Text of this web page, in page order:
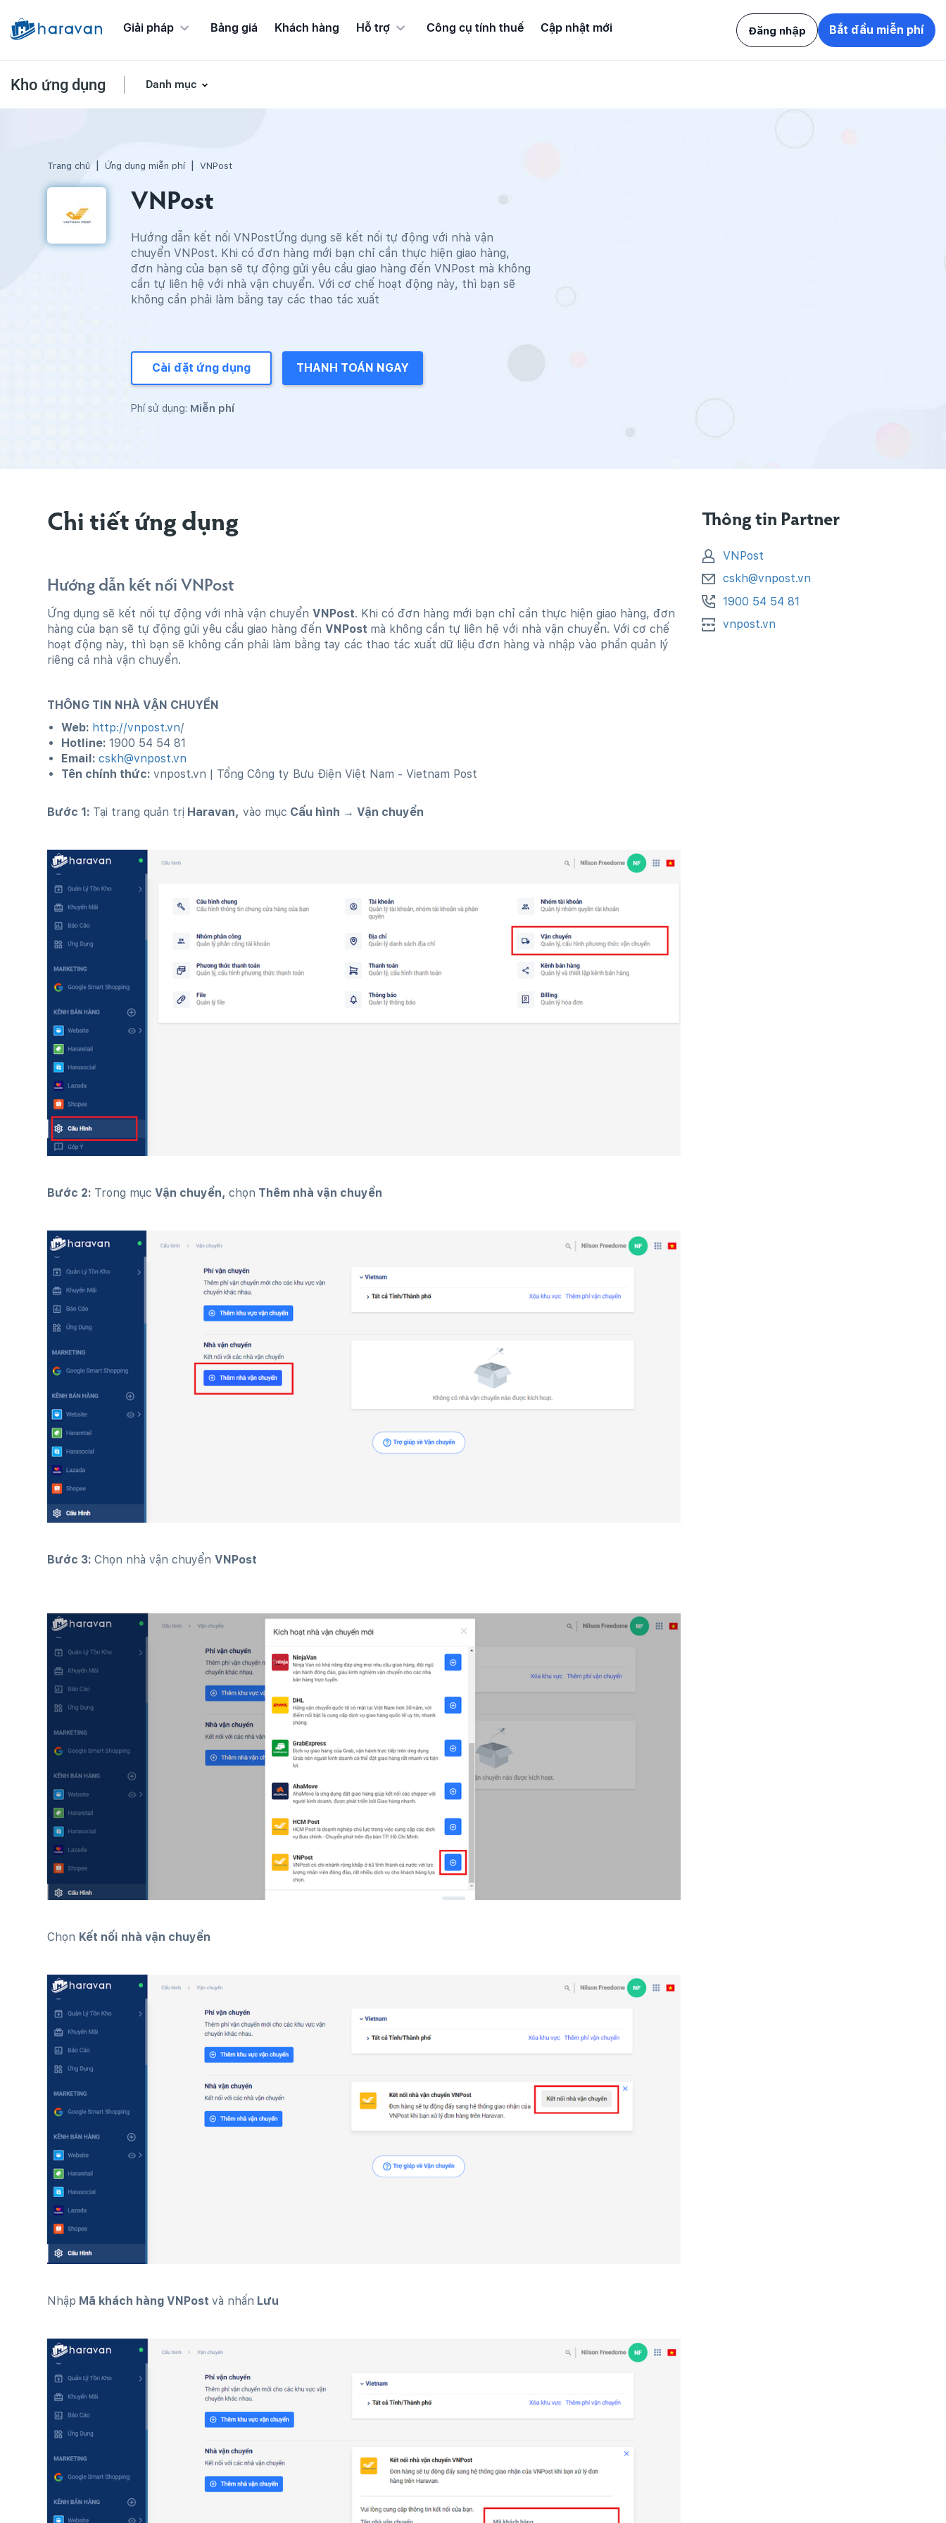
Giải pháp Bảng giá Khách hàng Hỗ trợ Công cụ tính thuế Cập nhật mới Đăng nhập Bắt đầu miễn phí
Kho ứng dụng Danh mục
Trang chủ Ứng dụng miễn phí VNPost
VNPost
Hướng dẫn kết nối VNPostỨng dụng sẽ kết nối tự động với nhà vận
chuyển VNPost. Khi có đơn hàng mới bạn chỉ cần thực hiện giao hàng,
đơn hàng của bạn sẽ tự động gửi yêu cầu giao hàng đến VNPost mà không
cần tự liên hệ với nhà vận chuyển. Với cơ chế hoạt động này, thì bạn sẽ
không cần phải làm bằng tay các thao tác xuất
Cài đặt ứng dụng THANH TOÁN NGAY
Phí sử dụng: Miễn phí
Chi tiết ứng dụng
Hướng dẫn kết nối VNPost
Ứng dụng sẽ kết nối tự động với nhà vận chuyểnVNPost. Khi có đơn hàng mới bạn chỉ cần thực hiện giao hàng, đơn
hàng của bạn sẽ tự động gửi yêu cầu giao hàng đếnVNPost mà không cần tự liên hệ với nhà vận chuyển. Với cơ chế
hoạt động này, thì bạn sẽ không cần phải làm bằng tay các thao tác xuất dữ liệu đơn hàng và nhập vào phần quản lý
riêng cả nhà vận chuyển.
THÔNG TIN NHÀ VẬN CHUYỂN
Web: http://vnpost.vn/
Hotline:1900 54 54 81
Email:cskh@vnpost.vn
Tên chính thức:vnpost.vn | Tổng Công ty Bưu Điện Việt Nam - Vietnam Post
Bước 1: Tại trang quản trị Haravan, vào mục Cấu hình → Vận chuyển
Bước 2: Trong mục Vận chuyển,chọn Thêm nhà vận chuyển
Bước 3:Chọn nhà vận chuyểnVNPost
Chọn Kết nối nhà vận chuyển
Nhập Mã khách hàng VNPostvà nhấn Lưu
Thông tin Partner
VNPost
cskh@vnpost.vn
1900 54 54 81
vnpost.vn